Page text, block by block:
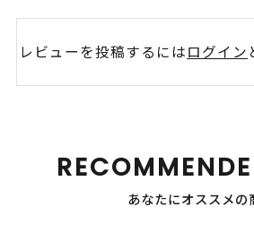
レビューを投稿するにはログイン
あなたにオススメの